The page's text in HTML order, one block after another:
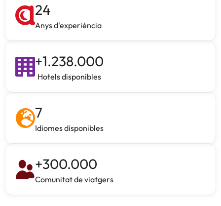
24
Anys d'experiència
+1.238.000
Hotels disponibles
7
Idiomes disponibles
+300.000
Comunitat de viatgers